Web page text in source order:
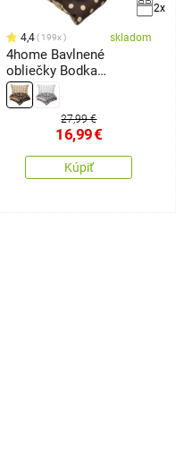
2x
4,4 199x skladom
4home Bavlnené
obliečky Bodka
Čokoláda, 140 x 220 cm,
70 x 90 cm
27,99 €
16,99€
Kúpiť